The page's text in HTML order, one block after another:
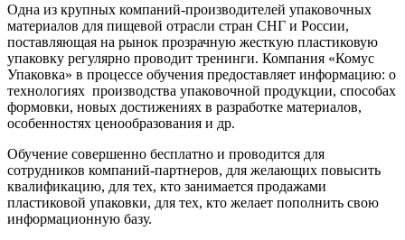
Одна из крупных компаний-производителей упаковочных
материалов для пищевой отрасли стран СНГ и России,
поставляющая на рынок прозрачную жесткую пластиковую
упаковку регулярно проводит тренинги. Компания «Комус
Упаковка» в процессе обучения предоставляет информацию: о
технологиях производства упаковочной продукции, способах
формовки, новых достижениях в разработке материалов,
особенностях ценообразования и др.
Обучение совершенно бесплатно и проводится для
сотрудников компаний-партнеров, для желающих повысить
квалификацию, для тех, кто занимается продажами
пластиковой упаковки, для тех, кто желает пополнить свою
информационную базу.